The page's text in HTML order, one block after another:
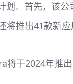
划。首先，该
推出41款新
将于2024年推